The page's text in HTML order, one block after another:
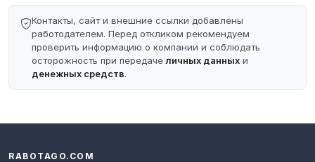
Контакты, сайт и внешние ссылки добавлены
работодателем. Перед откликом рекомендуем
проверить информацию о компании и соблюдать
осторожность при передачеличных данных и
денежных средств.
RABOTAGO.COM